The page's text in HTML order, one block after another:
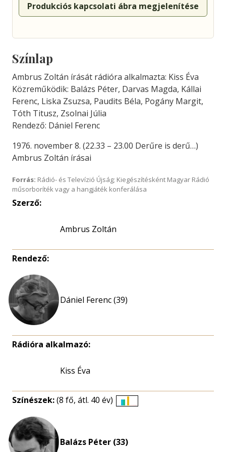
Produkciós kapcsolati ábra megjelenítése
Színlap
Ambrus Zoltán írását rádióra alkalmazta: Kiss Éva
Közreműködik: Balázs Péter, Darvas Magda, Kállai
Ferenc, Liska Zsuzsa, Paudits Béla, Pogány Margit,
Tóth Titusz, Zsolnai Júlia
Rendező: Dániel Ferenc
1976. november 8. (22.33 – 23.00 Derűre is derű…)
Ambrus Zoltán írásai
Forrás: Rádió- és Televízió Újság; Kiegészítésként Magyar Rádió
műsorboríték vagy a hangjáték konferálása
Szerző:
Ambrus Zoltán
Rendező:
Dániel Ferenc (39)
Rádióra alkalmazó:
Kiss Éva
Színészek:(8 fő, átl. 40 év)
Balázs Péter (33)